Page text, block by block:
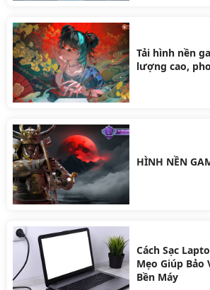
Tải hình nền
lượng cao,
HÌNH NỀN
Cách Sạc
Mẹo Giúp Bảo
Bền Máy